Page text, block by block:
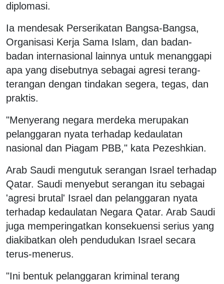
diplomasi.
Ia mendesak Perserikatan Bangsa-Bangsa,
Organisasi Kerja Sama Islam, dan badan-
badan internasional lainnya untuk menanggapi
apa yang disebutnya sebagai agresi terang-
terangan dengan tindakan segera, tegas, dan
praktis.
"Menyerang negara merdeka merupakan
pelanggaran nyata terhadap kedaulatan
nasional dan Piagam PBB," kata Pezeshkian.
Arab Saudi mengutuk serangan Israel terhadap
Qatar. Saudi menyebut serangan itu sebagai
'agresi brutal' Israel dan pelanggaran nyata
terhadap kedaulatan Negara Qatar. Arab Saudi
juga memperingatkan konsekuensi serius yang
diakibatkan oleh pendudukan Israel secara
terus-menerus.
"Ini bentuk pelanggaran kriminal terang